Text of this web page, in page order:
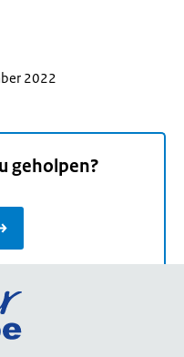
2022
geholpen?
Ga
de